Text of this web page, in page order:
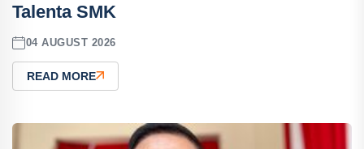
Talenta SMK
04 AUGUST 2026
READ MORE